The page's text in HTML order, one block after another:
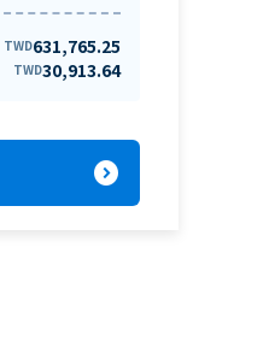
TWD631,765.25
TWD30,913.64
expand_circle_right